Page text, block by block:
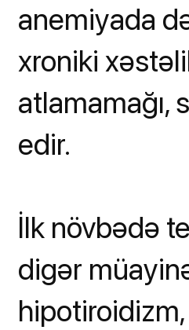
anemiyada
xroniki
atlamamağı,
edir.
İlk növbədə
digər